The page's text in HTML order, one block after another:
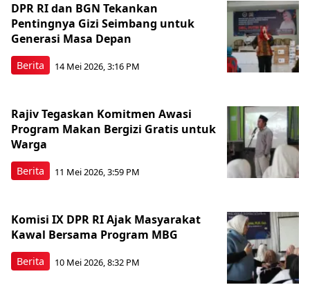
Berita
DPR RI dan BGN Tekankan
Pentingnya Gizi Seimbang untuk
Generasi Masa Depan
14 Mei 2026, 3:16 PM
Berita
Rajiv Tegaskan Komitmen Awasi
Program Makan Bergizi Gratis untuk
Warga
11 Mei 2026, 3:59 PM
Berita
Komisi IX DPR RI Ajak Masyarakat
Kawal Bersama Program MBG
10 Mei 2026, 8:32 PM